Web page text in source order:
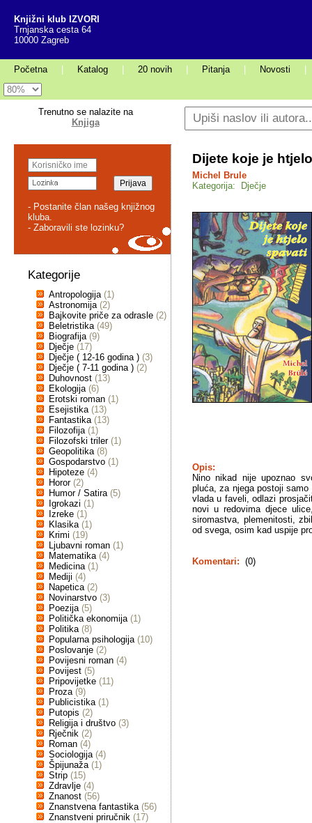
Knjižni klub IZVORI
Trnjanska cesta 64
10000 Zagreb
Početna Katalog 20 novih Pitanja Novosti
Trenutno se nalazite na
Knjiga
- Postanite član našeg knjižnog
kluba.
- Zaboravili ste lozinku?
Kategorije
Antropologija (1)
Astronomija (2)
Bajkovite priče za odrasle (2)
Beletristika (49)
Biografija (9)
Dječje (17)
Dječje ( 12-16 godina ) (3)
Dječje ( 7-11 godina ) (2)
Duhovnost (13)
Ekologija (6)
Erotski roman (1)
Esejistika (13)
Fantastika (13)
Filozofija (1)
Filozofski triler (1)
Geopolitika (8)
Gospodarstvo (1)
Hipoteze (4)
Horor (2)
Humor / Satira (5)
Igrokazi (1)
Izreke (1)
Klasika (1)
Krimi (19)
Ljubavni roman (1)
Matematika (4)
Medicina (1)
Mediji (4)
Napetica (2)
Novinarstvo (3)
Poezija (5)
Politička ekonomija (1)
Politika (8)
Popularna psihologija (10)
Poslovanje (2)
Povijesni roman (4)
Povijest (5)
Pripovijetke (11)
Proza (9)
Publicistika (1)
Putopis (2)
Religija i društvo (3)
Rječnik (2)
Roman (4)
Sociologija (4)
Špijunaža (1)
Strip (15)
Zdravlje (4)
Znanost (56)
Znanstvena fantastika (56)
Znanstveni priručnik (17)
Dijete koje je
Michel Brule
Kategorija: Dječje
Opis:
Nino nikad nije upoznao
pluća, za njega postoji
vlada u faveli, odlazi
novi u redovima djece
siromastva, plemenitosti,
od svega, osim kad uspije
Komentari: (0)